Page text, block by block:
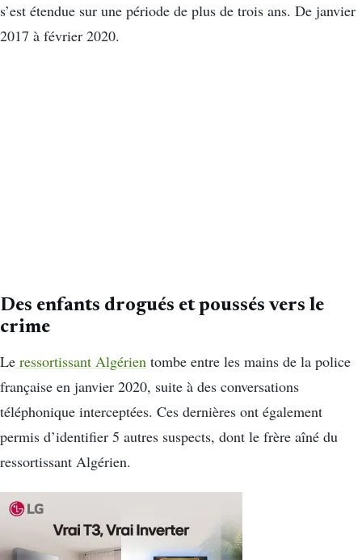
s’est étendue sur une période de plus de trois ans. De janvier
2017 à février 2020.
Des enfants drogués et poussés vers le
crime
Le ressortissant Algérien tombe entre les mains de la police
française en janvier 2020, suite à des conversations
téléphonique interceptées. Ces dernières ont également
permis d’identifier 5 autres suspects, dont le frère aîné du
ressortissant Algérien.